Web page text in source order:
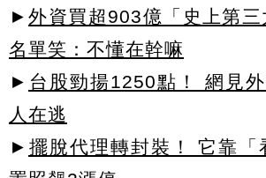
► 外資買超903億「史上第
名單笑：不懂在幹嘛
► 台股勁揚1250點！ 網見
人在逃
► 擺脫代理轉封裝！ 它靠「